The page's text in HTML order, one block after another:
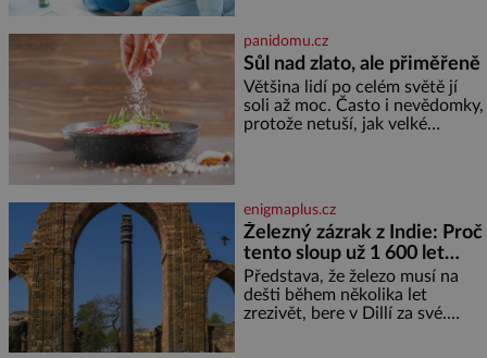
nejtěžších věcí na světě. Ale
každý, kdo s tím má nějaké
zkušenosti, se zapřísahá, že
pokud odpustíte, znatelně se
vám uleví. Když se ke mně
doneslo, že si manžel pořídil
panidomu.cz
Sůl nad zlato, ale přiměřeně
Většina lidí po celém světě jí
soli až moc. Často i nevědomky,
protože netuší, jak velké
ani ne třetinovém množství, než
je pro většinu populace běžné.
Její základní složky– sodík a
chlór – jsou zásadní pro
správné hospodaření
enigmaplus.cz
Železný zázrak z Indie: Proč
tento sloup už 1 600 let
nezná rez?
Představa, že železo musí na
dešti během několika let
zrezivět, bere v Dillí za své.